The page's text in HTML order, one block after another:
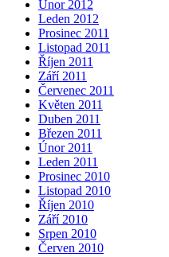
Únor 2012
Leden 2012
Prosinec 2011
Listopad 2011
Říjen 2011
Září 2011
Červenec 2011
Květen 2011
Duben 2011
Březen 2011
Únor 2011
Leden 2011
Prosinec 2010
Listopad 2010
Říjen 2010
Září 2010
Srpen 2010
Červen 2010